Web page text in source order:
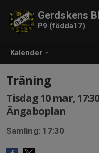
Kalender
Gerdskens
P9 (födda17)
Träning
Tisdag 10 mar,
Ängaboplan
Samling: 17:30